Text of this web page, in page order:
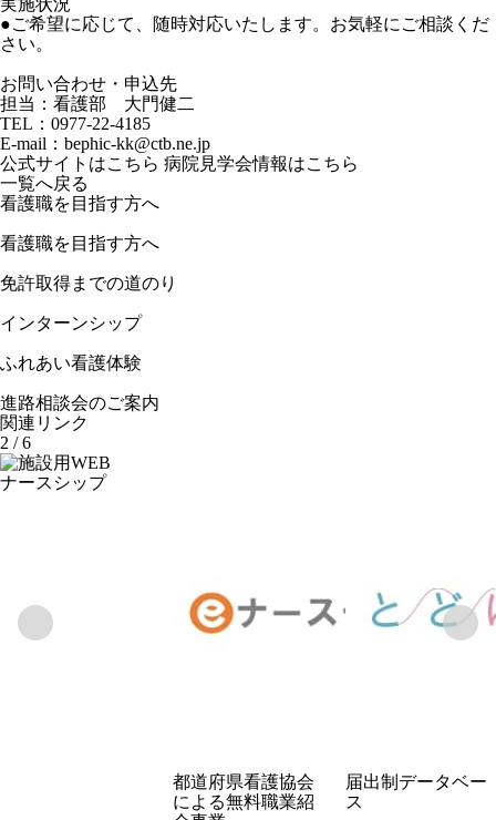
実施状況
●ご希望に応じて、随時対応いたします。お気軽にご相談くだ
さい。
お問い合わせ・申込先
担当：看護部 大門健二
TEL：0977-22-4185
E-mail：bephic-kk@ctb.ne.jp
公式サイトはこちら 病院見学会情報はこちら
一覧へ戻る
看護職を目指す方へ
看護職を目指す方へ
免許取得までの道のり
インターンシップ
ふれあい看護体験
進路相談会のご案内
関連リンク
2 / 6
ナースシップ
都道府県看護協会
による無料職業紹
届出制データベー
ス